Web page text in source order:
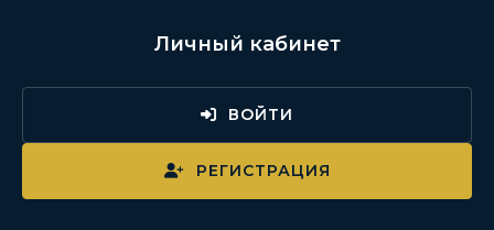
Личный кабинет
ВОЙТИ
РЕГИСТРАЦИЯ